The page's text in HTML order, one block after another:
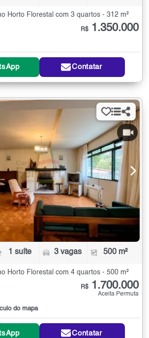
Horto Florestal com 3 quartos - 312 m²
R$ 1.350.000
Contatar
1 suíte 3 vagas 500 m²
Horto Florestal com 4 quartos - 500 m²
do mapa
R$ 1.700.000
Aceita Permuta
Contatar